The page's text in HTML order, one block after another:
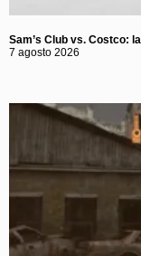
Sam’s Club vs. Costco:
7 agosto 2026